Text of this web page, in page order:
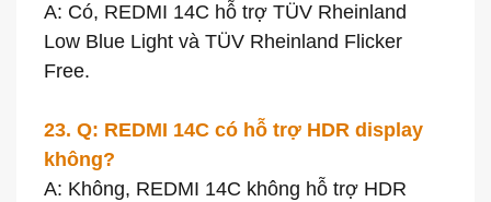
A: Có, REDMI 14C hỗ trợ TÜV Rheinland
Low Blue Light và TÜV Rheinland Flicker
Free.
23. Q: REDMI 14C có hỗ trợ HDR display
không?
A: Không, REDMI 14C không hỗ trợ HDR